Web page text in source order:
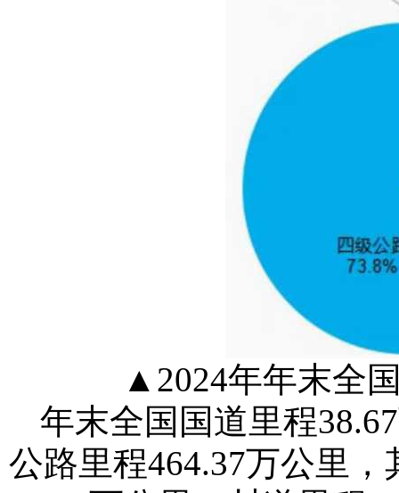
▲2024年年末全
年末全国国道里程
公路里程464.37万公里